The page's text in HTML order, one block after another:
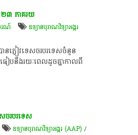
២៣​ ភាគរយ​
រណ៍
ឧទ្យានបុរាណវិទ្យាអង្គរ
ន​ភ្ញៀវ​ទេសចរ​បរទេស​ចំនួន​
ៀប​នឹង​រយៈពេល​ដូច​គ្នា​កាលពី​
ចរ​បរទេស​
ឧទ្យានបុរាណវិទ្យាអង្គរ (AAP) /